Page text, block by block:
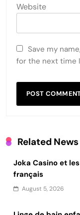
Website
Save my
for the next time
Related News
Joka Casino et
français
August 5, 2026